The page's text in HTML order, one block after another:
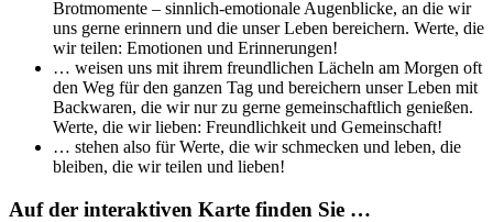
Brotmomente – sinnlich-emotionale Augenblicke, an die wir
uns gerne erinnern und die unser Leben bereichern. Werte, die
wir teilen: Emotionen und Erinnerungen!
… weisen uns mit ihrem freundlichen Lächeln am Morgen oft
den Weg für den ganzen Tag und bereichern unser Leben mit
Backwaren, die wir nur zu gerne gemeinschaftlich genießen.
Werte, die wir lieben: Freundlichkeit und Gemeinschaft!
… stehen also für Werte, die wir schmecken und leben, die
bleiben, die wir teilen und lieben!
Auf der interaktiven Karte finden Sie …